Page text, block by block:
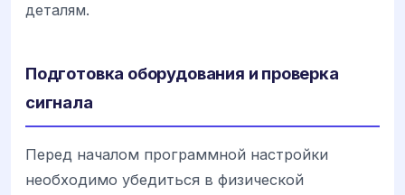
деталям.
Подготовка оборудования и проверка
сигнала
Перед началом программной настройки
необходимо убедиться в физической